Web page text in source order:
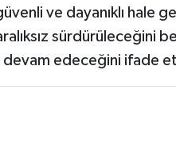
ve dayanıklı hale
sürdürüleceğini
devam edeceğini ifade